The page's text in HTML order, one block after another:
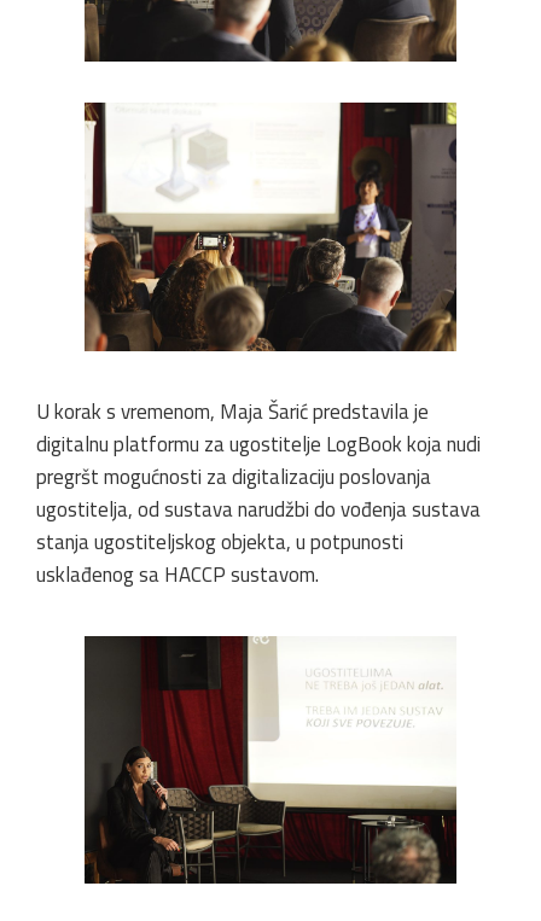
U korak s vremenom, Maja Šarić predstavila je
digitalnu platformu za ugostitelje LogBook koja nudi
pregršt mogućnosti za digitalizaciju poslovanja
ugostitelja, od sustava narudžbi do vođenja sustava
stanja ugostiteljskog objekta, u potpunosti
usklađenog sa HACCP sustavom.